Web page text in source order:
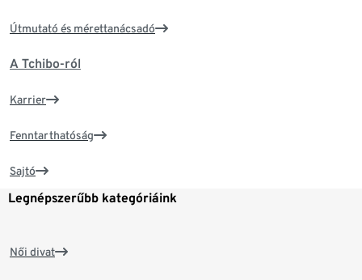
Útmutató és mérettanácsadó
A Tchibo-ról
Karrier
Fenntarthatóság
Sajtó
Legnépszerűbb kategóriáink
Női divat